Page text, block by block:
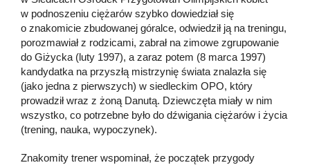
w podnoszeniu ciężarów szybko dowiedział się
o znakomicie zbudowanej góralce, odwiedził ją na treningu,
porozmawiał z rodzicami, zabrał na zimowe zgrupowanie
do Giżycka (luty 1997), a zaraz potem (8 marca 1997)
kandydatka na przyszłą mistrzynię świata znalazła się
(jako jedna z pierwszych) w siedleckim OPO, który
prowadził wraz z żoną Danutą. Dziewczęta miały w nim
wszystko, co potrzebne było do dźwigania ciężarów i życia
(trening, nauka, wypoczynek).
Znakomity trener wspominał, że początek przygody